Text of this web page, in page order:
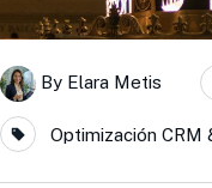
By Elara Metis
Optimización CRM